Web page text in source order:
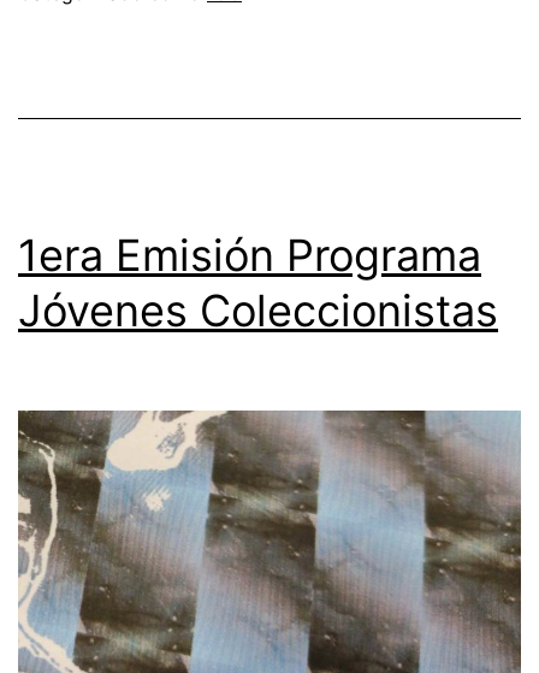
1era Emisión Programa
Jóvenes Coleccionistas